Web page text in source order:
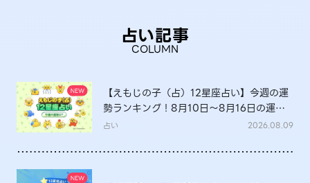
占い記事
COLUMN
【えもじの子（占）12星座占い】今週の運
勢ランキング！8月10日～8月16日の運勢
は？
占い 2026.08.09